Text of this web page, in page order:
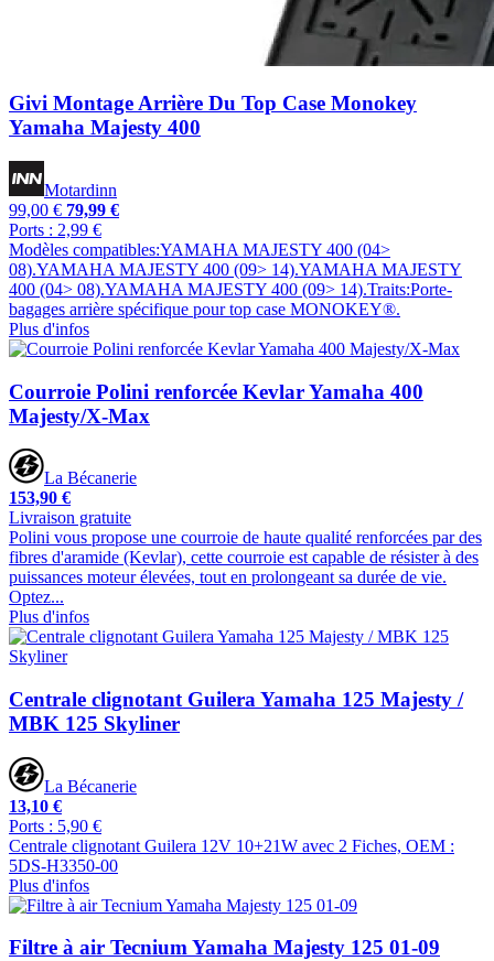
Givi Montage Arrière Du Top Case Monokey
Yamaha Majesty 400
Motardinn
99,00 € 79,99 €
Ports : 2,99 €
Modèles compatibles:YAMAHA MAJESTY 400 (04>
08).YAMAHA MAJESTY 400 (09> 14).YAMAHA MAJESTY
400 (04> 08).YAMAHA MAJESTY 400 (09> 14).Traits:Porte-
bagages arrière spécifique pour top case MONOKEY®.
Plus d'infos
Courroie Polini renforcée Kevlar Yamaha 400
Majesty/X-Max
La Bécanerie
153,90 €
Livraison gratuite
Polini vous propose une courroie de haute qualité renforcées par des
fibres d'aramide (Kevlar), cette courroie est capable de résister à des
puissances moteur élevées, tout en prolongeant sa durée de vie.
Optez...
Plus d'infos
Centrale clignotant Guilera Yamaha 125 Majesty /
MBK 125 Skyliner
La Bécanerie
13,10 €
Ports : 5,90 €
Centrale clignotant Guilera 12V 10+21W avec 2 Fiches, OEM :
5DS-H3350-00
Plus d'infos
Filtre à air Tecnium Yamaha Majesty 125 01-09